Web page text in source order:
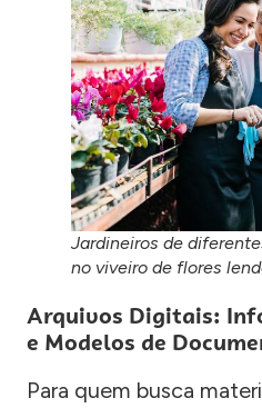
Jardineiros de
no viveiro de flores
Arquivos Digitais:
e Modelos de
Para quem busca